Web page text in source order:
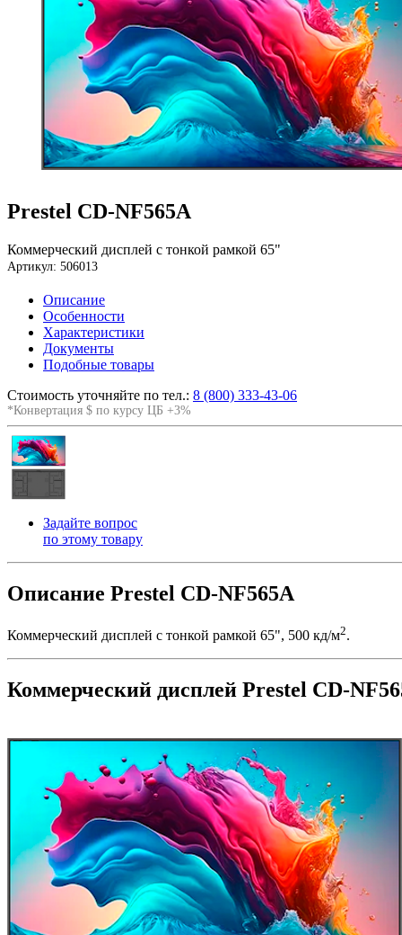
Prestel CD-NF565A
Коммерческий дисплей с тонкой рамкой 65"
Артикул: 506013
Описание
Особенности
Характеристики
Документы
Подобные товары
Стоимость уточняйте по тел.: 8 (800) 333-43-06
*Конвертация $ по курсу ЦБ +3%
Задайте вопрос
по этому товару
Описание Prestel CD-NF565A
Коммерческий дисплей с тонкой рамкой 65", 500 кд/м2.
Коммерческий дисплей Prestel CD-